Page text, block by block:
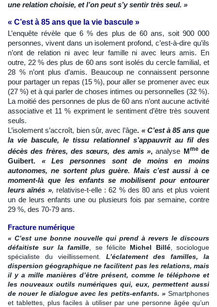
une relation choisie, et l’on peut s’y sentir très seul. »
« C’est à 85 ans que la vie bascule »
L’enquête révèle que 6 % des plus de 60 ans, soit 900 000
personnes, vivent dans un isolement profond, c’est-à-dire qu’ils
n’ont de relation ni avec leur famille ni avec leurs amis. En
outre, 22 % des plus de 60 ans sont isolés du cercle familial, et
28 % n’ont plus d’amis. Beaucoup ne connaissent personne
pour partager un repas (15 %), pour aller se promener avec eux
(27 %) et à qui parler de choses intimes ou personnelles (32 %).
La moitié des personnes de plus de 60 ans n’ont aucune activité
associative et 11 % expriment le sentiment d’être très souvent
seuls.
L’isolement s’accroît, bien sûr, avec l’âge. « C’est à 85 ans que
la vie bascule, le tissu relationnel s’appauvrit au fil des
décès des frères, des sœurs, des amis », analyse M me de
Guibert. « Les personnes sont de moins en moins
autonomes, ne sortent plus guère. Mais c’est aussi à ce
moment-là que les enfants se mobilisent pour entourer
leurs aînés », relativise-t-elle : 62 % des 80 ans et plus voient
un de leurs enfants une ou plusieurs fois par semaine, contre
29 %, des 70-79 ans.
Fracture numérique
« C’est une bonne nouvelle qui prend à revers le discours
défaitiste sur la famille , se félicite Michel Billé, sociologue
spécialiste du vieillissement.
L’éclatement des familles, la
dispersion géographique ne facilitent pas les relations, mais
il y a mille manières d’être présent, comme le téléphone et
les nouveaux outils numériques qui, eux, permettent aussi
de nouer le dialogue avec les petits-enfants. »Smartphones
et tablettes, plus faciles à utiliser par une personne âgée qu’un